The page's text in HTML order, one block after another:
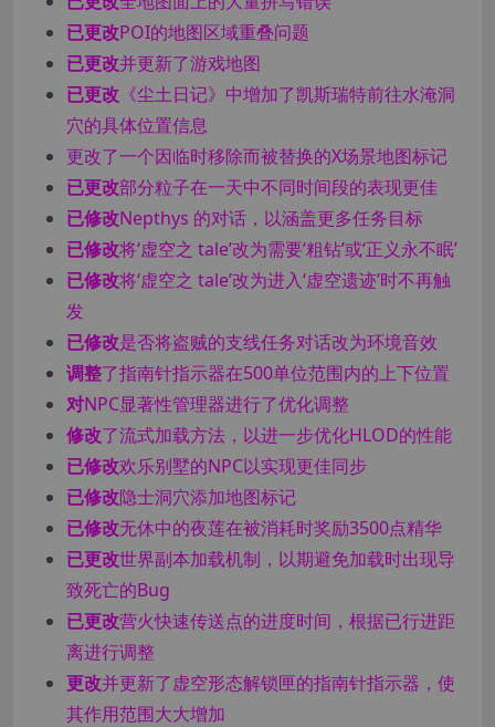
已更改POI的地图区域重叠问题
已更改并更新了游戏地图
已更改 《尘土日记》中增加了凯斯瑞特前往水淹洞
穴的具体位置信息
更改了一个因临时移除而被替换的X场景地图标记
已更改部分粒子在一天中不同时间段的表现更佳
已修改Nepthys 的对话，以涵盖更多任务目标
已修改将‘虚空之 tale’改为需要‘粗钻’或‘正义永不眠’
已修改将‘虚空之 tale’改为进入‘虚空遗迹’时不再触
发
已修改是否将盗贼的支线任务对话改为环境音效
调整了指南针指示器在500单位范围内的上下位置
对NPC显著性管理器进行了优化调整
修改了流式加载方法，以进一步优化HLOD的性能
已修改欢乐别墅的NPC以实现更佳同步
已修改隐士洞穴添加地图标记
已修改无休中的夜莲在被消耗时奖励3500点精华
已更改世界副本加载机制，以期避免加载时出现导
致死亡的Bug
已更改营火快速传送点的进度时间，根据已行进距
离进行调整
更改并更新了虚空形态解锁匣的指南针指示器，使
其作用范围大大增加